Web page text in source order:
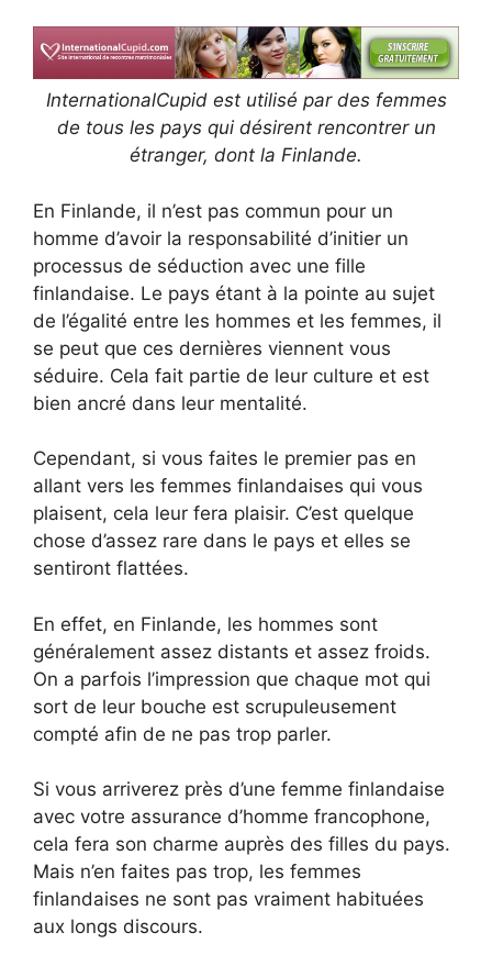
InternationalCupid est utilisé par des femmes
de tous les pays qui désirent rencontrer un
étranger, dont la Finlande.
En Finlande, il n’est pas commun pour un
homme d’avoir la responsabilité d’initier un
processus de séduction avec une fille
finlandaise. Le pays étant à la pointe au sujet
de l’égalité entre les hommes et les femmes, il
se peut que ces dernières viennent vous
séduire. Cela fait partie de leur culture et est
bien ancré dans leur mentalité.
Cependant, si vous faites le premier pas en
allant vers les femmes finlandaises qui vous
plaisent, cela leur fera plaisir. C’est quelque
chose d’assez rare dans le pays et elles se
sentiront flattées.
En effet, en Finlande, les hommes sont
généralement assez distants et assez froids.
On a parfois l’impression que chaque mot qui
sort de leur bouche est scrupuleusement
compté afin de ne pas trop parler.
Si vous arriverez près d’une femme finlandaise
avec votre assurance d’homme francophone,
cela fera son charme auprès des filles du pays.
Mais n’en faites pas trop, les femmes
finlandaises ne sont pas vraiment habituées
aux longs discours.